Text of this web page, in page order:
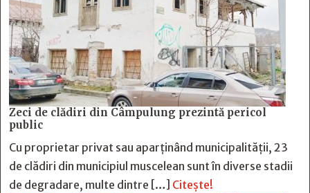
Zeci de clădiri din Câmpulung prezintă pericol
public
Cu proprietar privat sau aparținând municipalității, 23
de clădiri din municipiul muscelean sunt în diverse stadii
de degradare, multe dintre […] Citește!